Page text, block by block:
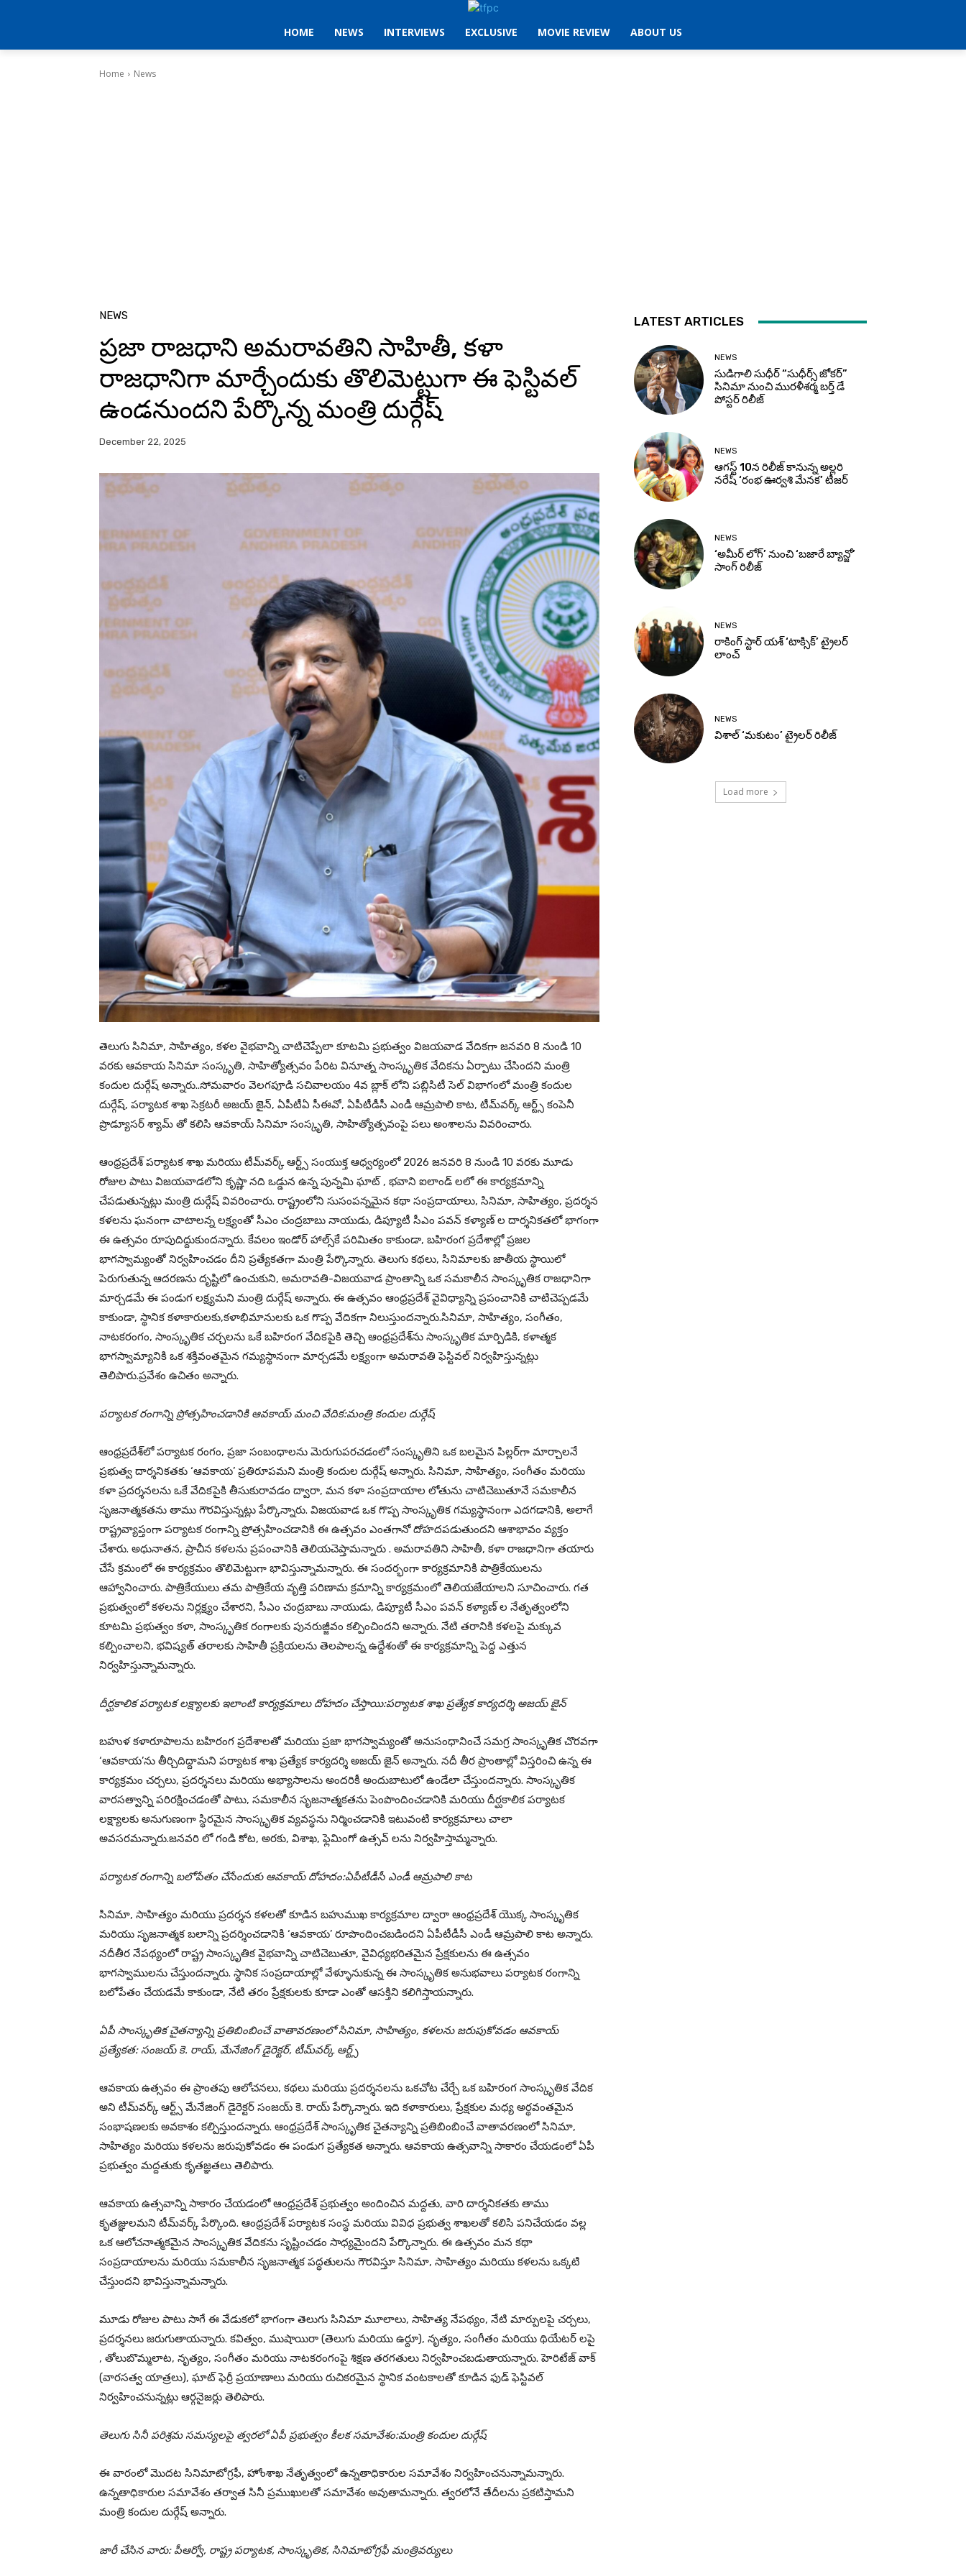
HOME NEWS INTERVIEWS EXCLUSIVE MOVIE REVIEW ABOUT US
Home News
NEWS
ప్రజా రాజధాని అమరావతిని సాహితీ, కళా
రాజధానిగా మార్చేందుకు తొలిమెట్టుగా ఈ ఫెస్టివల్
ఉండనుందని పేర్కొన్న మంత్రి దుర్గేష్
December 22, 2025
తెలుగు సినిమా, సాహిత్యం, కళల వైభవాన్ని చాటిచెప్పేలా కూటమి ప్రభుత్వం విజయవాడ వేదికగా జనవరి 8 నుండి 10
వరకు ఆవకాయ సినిమా సంస్కృతి, సాహిత్యోత్సవం పేరిట వినూత్న సాంస్కృతిక వేదికను ఏర్పాటు చేసిందని మంత్రి
కందుల దుర్గేష్ అన్నారు..సోమవారం వెలగపూడి సచివాలయం 4వ బ్లాక్ లోని పబ్లిసిటీ సెల్ విభాగంలో మంత్రి కందుల
దుర్గేష్, పర్యాటక శాఖ సెక్రటరీ అజయ్ జైన్, ఏపీటీఏ సీఈవో, ఏపీటీడీసీ ఎండీ ఆమ్రపాలి కాట, టీమ్‌వర్క్ ఆర్ట్స్ కంపెనీ
ప్రొడ్యూసర్ శ్యామ్ తో కలిసి ఆవకాయ్ సినిమా సంస్కృతి, సాహిత్యోత్సవంపై పలు అంశాలను వివరించారు.
ఆంధ్రప్రదేశ్ పర్యాటక శాఖ మరియు టీమ్‌వర్క్ ఆర్ట్స్ సంయుక్త ఆధ్వర్యంలో 2026 జనవరి 8 నుండి 10 వరకు మూడు
రోజుల పాటు విజయవాడలోని కృష్ణా నది ఒడ్డున ఉన్న పున్నమి ఘాట్ , భవాని ఐలాండ్ లలో ఈ కార్యక్రమాన్ని
చేపడుతున్నట్లు మంత్రి దుర్గేష్ వివరించారు. రాష్ట్రంలోని సుసంపన్నమైన కథా సంప్రదాయాలు, సినిమా, సాహిత్యం, ప్రదర్శన
కళలను ఘనంగా చాటాలన్న లక్ష్యంతో సీఎం చంద్రబాబు నాయుడు, డిప్యూటీ సీఎం పవన్ కళ్యాణ్ ల దార్శనికతలో భాగంగా
ఈ ఉత్సవం రూపుదిద్దుకుందన్నారు. కేవలం ఇండోర్ హాల్స్‌కే పరిమితం కాకుండా, బహిరంగ ప్రదేశాల్లో ప్రజల
భాగస్వామ్యంతో నిర్వహించడం దీని ప్రత్యేకతగా మంత్రి పేర్కొన్నారు. తెలుగు కథలు, సినిమాలకు జాతీయ స్థాయిలో
పెరుగుతున్న ఆదరణను దృష్టిలో ఉంచుకుని, అమరావతి-విజయవాడ ప్రాంతాన్ని ఒక సమకాలీన సాంస్కృతిక రాజధానిగా
మార్చడమే ఈ పండుగ లక్ష్యమని మంత్రి దుర్గేష్ అన్నారు. ఈ ఉత్సవం ఆంధ్రప్రదేశ్ వైవిధ్యాన్ని ప్రపంచానికి చాటిచెప్పడమే
కాకుండా, స్థానిక కళాకారులకు,కళాభిమానులకు ఒక గొప్ప వేదికగా నిలుస్తుందన్నారు.సినిమా, సాహిత్యం, సంగీతం,
నాటకరంగం, సాంస్కృతిక చర్చలను ఒకే బహిరంగ వేదికపైకి తెచ్చి ఆంధ్రప్రదేశ్‌ను సాంస్కృతిక మార్పిడికి, కళాత్మక
భాగస్వామ్యానికి ఒక శక్తివంతమైన గమ్యస్థానంగా మార్చడమే లక్ష్యంగా అమరావతి ఫెస్టివల్ నిర్వహిస్తున్నట్లు
తెలిపారు.ప్రవేశం ఉచితం అన్నారు.
పర్యాటక రంగాన్ని ప్రోత్సహించడానికి ఆవకాయ్ మంచి వేదిక:మంత్రి కందుల దుర్గేష్
ఆంధ్రప్రదేశ్‌లో పర్యాటక రంగం, ప్రజా సంబంధాలను మెరుగుపరచడంలో సంస్కృతిని ఒక బలమైన పిల్లర్‌గా మార్చాలనే
ప్రభుత్వ దార్శనికతకు ‘ఆవకాయ’ ప్రతిరూపమని మంత్రి కందుల దుర్గేష్ అన్నారు. సినిమా, సాహిత్యం, సంగీతం మరియు
కళా ప్రదర్శనలను ఒకే వేదికపైకి తీసుకురావడం ద్వారా, మన కళా సంప్రదాయాల లోతును చాటిచెబుతూనే సమకాలీన
సృజనాత్మకతను తాము గౌరవిస్తున్నట్లు పేర్కొన్నారు. విజయవాడ ఒక గొప్ప సాంస్కృతిక గమ్యస్థానంగా ఎదగడానికి, అలాగే
రాష్ట్రవ్యాప్తంగా పర్యాటక రంగాన్ని ప్రోత్సహించడానికి ఈ ఉత్సవం ఎంతగానో దోహదపడుతుందని ఆశాభావం వ్యక్తం
చేశారు. అధునాతన, ప్రాచీన కళలను ప్రపంచానికి తెలియచెప్తామన్నారు . అమరావతిని సాహితీ, కళా రాజధానిగా తయారు
చేసే క్రమంలో ఈ కార్యక్రమం తొలిమెట్టుగా భావిస్తున్నామన్నారు. ఈ సందర్భంగా కార్యక్రమానికి పాత్రికేయులను
ఆహ్వానించారు. పాత్రికేయులు తమ పాత్రికేయ వృత్తి పరిణామ క్రమాన్ని కార్యక్రమంలో తెలియజేయాలని సూచించారు. గత
ప్రభుత్వంలో కళలను నిర్లక్ష్యం చేశారని, సీఎం చంద్రబాబు నాయుడు, డిప్యూటీ సీఎం పవన్ కళ్యాణ్ ల నేతృత్వంలోని
కూటమి ప్రభుత్వం కళా, సాంస్కృతిక రంగాలకు పునరుజ్జీవం కల్పించిందని అన్నారు. నేటి తరానికి కళలపై మక్కువ
కల్పించాలని, భవిష్యత్ తరాలకు సాహితీ ప్రక్రియలను తెలపాలన్న ఉద్దేశంతో ఈ కార్యక్రమాన్ని పెద్ద ఎత్తున
నిర్వహిస్తున్నామన్నారు.
దీర్ఘకాలిక పర్యాటక లక్ష్యాలకు ఇలాంటి కార్యక్రమాలు దోహదం చేస్తాయి:పర్యాటక శాఖ ప్రత్యేక కార్యదర్శి అజయ్ జైన్
బహుళ కళారూపాలను బహిరంగ ప్రదేశాలతో మరియు ప్రజా భాగస్వామ్యంతో అనుసంధానించే సమగ్ర సాంస్కృతిక చొరవగా
‘ఆవకాయ’ను తీర్చిదిద్దామని పర్యాటక శాఖ ప్రత్యేక కార్యదర్శి అజయ్ జైన్ అన్నారు. నదీ తీర ప్రాంతాల్లో విస్తరించి ఉన్న ఈ
కార్యక్రమం చర్చలు, ప్రదర్శనలు మరియు అభ్యాసాలను అందరికీ అందుబాటులో ఉండేలా చేస్తుందన్నారు. సాంస్కృతిక
వారసత్వాన్ని పరిరక్షించడంతో పాటు, సమకాలీన సృజనాత్మకతను పెంపొందించడానికి మరియు దీర్ఘకాలిక పర్యాటక
లక్ష్యాలకు అనుగుణంగా స్థిరమైన సాంస్కృతిక వ్యవస్థను నిర్మించడానికి ఇటువంటి కార్యక్రమాలు చాలా
అవసరమన్నారు.జనవరి లో గండి కోట, అరకు, విశాఖ, ఫ్లెమింగో ఉత్సవ్ లను నిర్వహిస్తామ్మన్నారు.
పర్యాటక రంగాన్ని బలోపేతం చేసేందుకు ఆవకాయ్ దోహదం:ఏపీటీడీసీ ఎండీ ఆమ్రపాలి కాట
సినిమా, సాహిత్యం మరియు ప్రదర్శన కళలతో కూడిన బహుముఖ కార్యక్రమాల ద్వారా ఆంధ్రప్రదేశ్ యొక్క సాంస్కృతిక
మరియు సృజనాత్మక బలాన్ని ప్రదర్శించడానికి ‘ఆవకాయ’ రూపొందించబడిందని ఏపీటీడీసీ ఎండీ ఆమ్రపాలి కాట అన్నారు.
నదీతీర నేపథ్యంలో రాష్ట్ర సాంస్కృతిక వైభవాన్ని చాటిచెబుతూ, వైవిధ్యభరితమైన ప్రేక్షకులను ఈ ఉత్సవం
భాగస్వాములను చేస్తుందన్నారు. స్థానిక సంప్రదాయాల్లో వేళ్ళూనుకున్న ఈ సాంస్కృతిక అనుభవాలు పర్యాటక రంగాన్ని
బలోపేతం చేయడమే కాకుండా, నేటి తరం ప్రేక్షకులకు కూడా ఎంతో ఆసక్తిని కలిగిస్తాయన్నారు.
ఏపీ సాంస్కృతిక చైతన్యాన్ని ప్రతిబింబించే వాతావరణంలో సినిమా, సాహిత్యం, కళలను జరుపుకోవడం ఆవకాయ్
ప్రత్యేకత: సంజయ్ కె. రాయ్, మేనేజింగ్ డైరెక్టర్, టీమ్‌వర్క్ ఆర్ట్స్
ఆవకాయ ఉత్సవం ఈ ప్రాంతపు ఆలోచనలు, కథలు మరియు ప్రదర్శనలను ఒకచోట చేర్చే ఒక బహిరంగ సాంస్కృతిక వేదిక
అని టీమ్‌వర్క్ ఆర్ట్స్ మేనేజింగ్ డైరెక్టర్ సంజయ్ కె. రాయ్ పేర్కొన్నారు. ఇది కళాకారులు, ప్రేక్షకుల మధ్య అర్థవంతమైన
సంభాషణలకు అవకాశం కల్పిస్తుందన్నారు. ఆంధ్రప్రదేశ్ సాంస్కృతిక చైతన్యాన్ని ప్రతిబింబించే వాతావరణంలో సినిమా,
సాహిత్యం మరియు కళలను జరుపుకోవడం ఈ పండుగ ప్రత్యేకత అన్నారు. ఆవకాయ ఉత్సవాన్ని సాకారం చేయడంలో ఏపీ
ప్రభుత్వం మద్దతుకు కృతజ్ఞతలు తెలిపారు.
ఆవకాయ ఉత్సవాన్ని సాకారం చేయడంలో ఆంధ్రప్రదేశ్ ప్రభుత్వం అందించిన మద్దతు, వారి దార్శనికతకు తాము
కృతజ్ఞులమని టీమ్‌వర్క్ పేర్కొంది. ఆంధ్రప్రదేశ్ పర్యాటక సంస్థ మరియు వివిధ ప్రభుత్వ శాఖలతో కలిసి పనిచేయడం వల్ల
ఒక ఆలోచనాత్మకమైన సాంస్కృతిక వేదికను సృష్టించడం సాధ్యమైందని పేర్కొన్నారు. ఈ ఉత్సవం మన కథా
సంప్రదాయాలను మరియు సమకాలీన సృజనాత్మక పద్ధతులను గౌరవిస్తూ సినిమా, సాహిత్యం మరియు కళలను ఒక్కటి
చేస్తుందని భావిస్తున్నామన్నారు.
మూడు రోజుల పాటు సాగే ఈ వేడుకలో భాగంగా తెలుగు సినిమా మూలాలు, సాహిత్య నేపథ్యం, నేటి మార్పులపై చర్చలు,
ప్రదర్శనలు జరుగుతాయన్నారు. కవిత్వం, ముషాయిరా (తెలుగు మరియు ఉర్దూ), నృత్యం, సంగీతం మరియు థియేటర్ లపై
, తోలుబొమ్మలాట, నృత్యం, సంగీతం మరియు నాటకరంగంపై శిక్షణ తరగతులు నిర్వహించబడుతాయన్నారు. హెరిటేజ్ వాక్
(వారసత్వ యాత్రలు), ఘాట్ ఫెర్రీ ప్రయాణాలు మరియు రుచికరమైన స్థానిక వంటకాలతో కూడిన ఫుడ్ ఫెస్టివల్
నిర్వహించనున్నట్లు ఆర్గనైజర్లు తెలిపారు.
తెలుగు సినీ పరిశ్రమ సమస్యలపై త్వరలో ఏపీ ప్రభుత్వం కీలక సమావేశం:మంత్రి కందుల దుర్గేష్
ఈ వారంలో మొదట సినిమాటోగ్రఫీ, హోంశాఖ నేతృత్వంలో ఉన్నతాధికారుల సమావేశం నిర్వహించనున్నామన్నారు.
ఉన్నతాధికారుల సమావేశం తర్వాత సినీ ప్రముఖులతో సమావేశం అవుతామన్నారు. త్వరలోనే తేదీలను ప్రకటిస్తామని
మంత్రి కందుల దుర్గేష్ అన్నారు.
జారీ చేసిన వారు: పీఆర్వో, రాష్ట్ర పర్యాటక, సాంస్కృతిక, సినిమాటోగ్రఫీ మంత్రివర్యులు
LATEST ARTICLES
NEWS
సుడిగాలి సుధీర్ “సుధీర్స్ జోకర్”
సినిమా నుంచి మురళీశర్మ బర్త్ డే
పోస్టర్ రిలీజ్
NEWS
ఆగస్ట్ 10న రిలీజ్ కానున్న అల్లరి
నరేష్ ‘రంభ ఊర్వశి మేనక’ టీజర్
NEWS
‘అమీర్ లోగ్’ నుంచి ‘బజారే బ్యాన్జో’
సాంగ్ రిలీజ్
NEWS
రాకింగ్ స్టార్ యశ్ ‘టాక్సిక్’ ట్రైలర్
లాంచ్
NEWS
విశాల్ ‘మకుటం’ ట్రైలర్ రిలీజ్
Load more